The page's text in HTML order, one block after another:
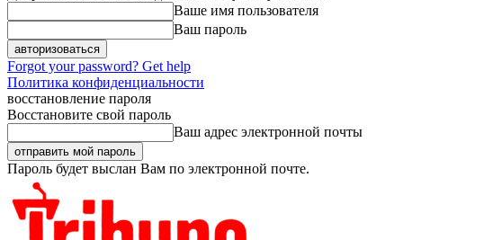
Ваше имя пользователя
Ваш пароль
Forgot your password? Get help
Политика конфиденциальности
восстановление пароля
Восстановите свой пароль
Ваш адрес электронной почты
Пароль будет выслан Вам по электронной почте.